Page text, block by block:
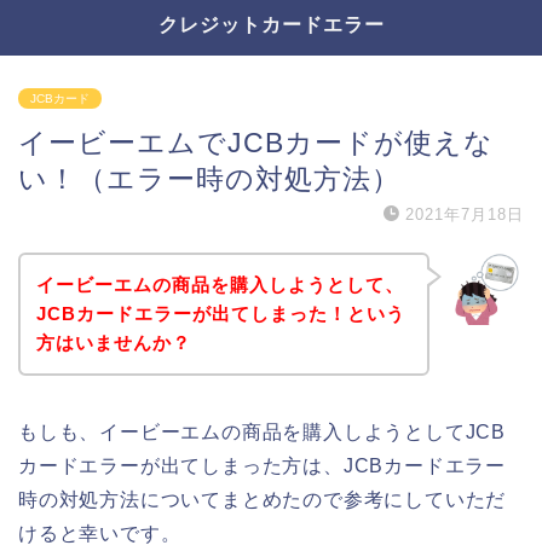
クレジットカードエラー
JCBカード
イービーエムでJCBカードが使えな
い！（エラー時の対処方法）
2021年7月18日
イービーエムの商品を購入しようとして、
JCBカードエラーが出てしまった！という
方はいませんか？
もしも、イービーエムの商品を購入しようとしてJCB
カードエラーが出てしまった方は、JCBカードエラー
時の対処方法についてまとめたので参考にしていただ
けると幸いです。